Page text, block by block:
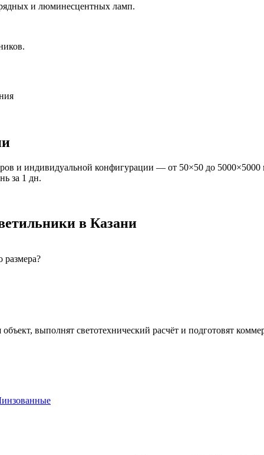
и люминесцентных ламп.
и индивидуальной конфигурации — от 50×50 до
за 1 дн.
в Казани
размера?
выполнят светотехнический расчёт и подготовят